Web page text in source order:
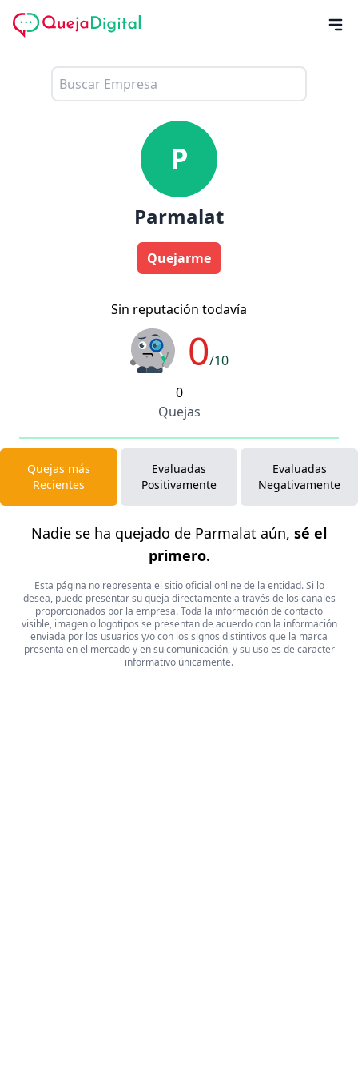
P
Parmalat
Quejarme
Sin reputación todavía
0/10
0
Quejas
Quejas más
Recientes
Evaluadas
Positivamente
Evaluadas
Negativamente
Nadie se ha quejado de Parmalat aún, sé el
primero.
Esta página no representa el sitio oficial online de la entidad. Si lo
desea, puede presentar su queja directamente a través de los canales
proporcionados por la empresa. Toda la información de contacto
visible, imagen o logotipos se presentan de acuerdo con la información
enviada por los usuarios y/o con los signos distintivos que la marca
presenta en el mercado y en su comunicación, y su uso es de caracter
informativo únicamente.